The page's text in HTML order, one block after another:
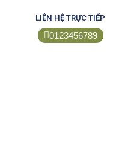
LIÊN HỆ TRỰC TIẾP
0123456789